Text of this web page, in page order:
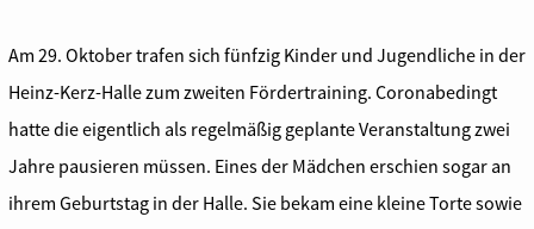
Am 29. Oktober trafen sich fünfzig Kinder und Jugendliche in der
Heinz-Kerz-Halle zum zweiten Fördertraining. Coronabedingt
hatte die eigentlich als regelmäßig geplante Veranstaltung zwei
Jahre pausieren müssen. Eines der Mädchen erschien sogar an
ihrem Geburtstag in der Halle. Sie bekam eine kleine Torte sowie